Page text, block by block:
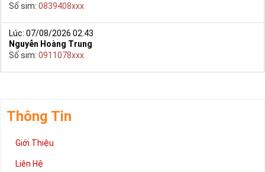
Số sim: 0839408xxx
Lúc: 07/08/2026 02:43
Nguyễn Hoàng Trung
Số sim: 0911078xxx
Thông Tin
Giới Thiệu
Liên Hệ